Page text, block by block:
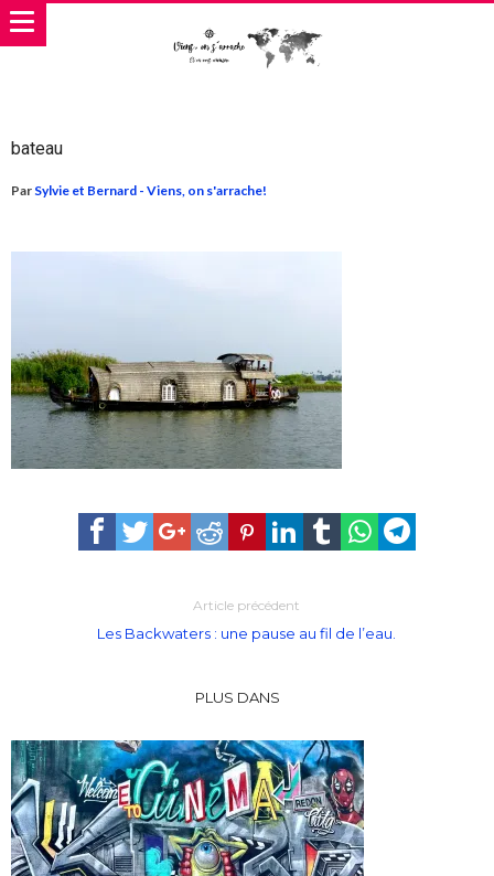
bateau
Par Sylvie et Bernard - Viens, on s'arrache!
Article précédent
Les Backwaters : une pause au fil de l’eau.
PLUS DANS